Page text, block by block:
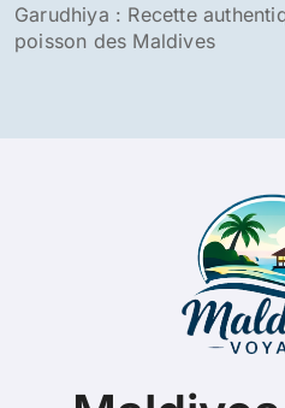
Garudhiya : Recette
poisson des Maldives